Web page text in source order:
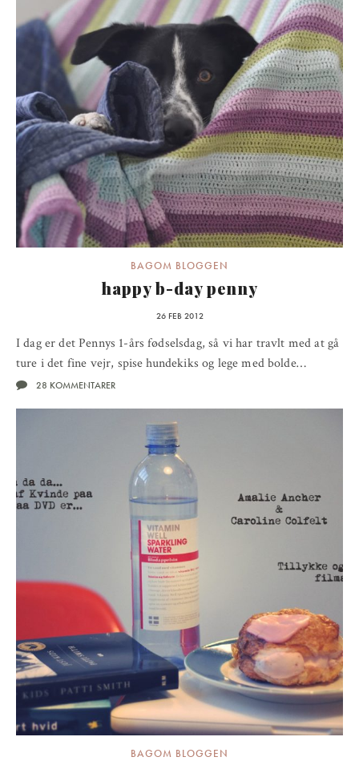
BAGOM BLOGGEN
happy b-day penny
26 FEB 2012
I dag er det Pennys 1-års fødselsdag, så vi har travlt med at gå
ture i det fine vejr, spise hundekiks og lege med bolde…
28 KOMMENTARER
BAGOM BLOGGEN